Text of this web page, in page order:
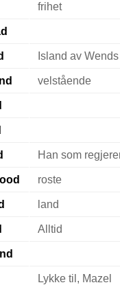
frihet
Island av Wends
velstående
Han som
roste
land
Alltid
Lykke til, Mazel